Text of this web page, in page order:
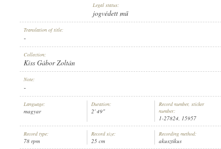
FAVORITE RECORD
RECORD NUMBER:
Legal status:
jogvédett mű
Translation of title:
-
Collection:
Kiss Gábor Zoltán
Note:
-
Language:
magyar
Duration:
2' 49"
Record number, sticker
number:
1-27824, 15957
Record type:
78 rpm
Record size:
25 cm
Recording method:
akusztikus